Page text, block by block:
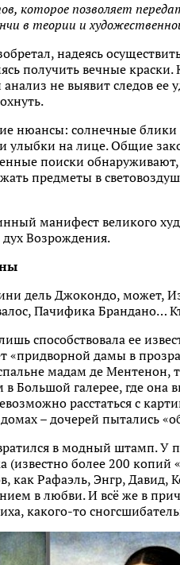
которое позволяет
в теории и
надеясь
получить вечные краски.
не выявит следов ее
нюансы: солнечные
улыбки на лице. Общие
поиски
предметы в
манифест великого
Возрождения.
дель Джокондо, может,
Пачифика Брандано…
способствовала ее
«придворной дамы в
мадам де
Большой галерее, где она
расстаться с
– дочерей пытались
в модный штамп. У
(известно более 200
как Рафаэль, Энгр, Давид,
в любви. И всё же в
какого-то